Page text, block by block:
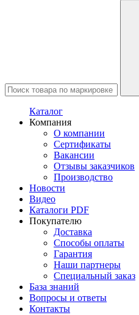
Каталог
Компания
О компании
Сертификаты
Вакансии
Отзывы заказчиков
Производство
Новости
Видео
Каталоги PDF
Покупателю
Доставка
Способы оплаты
Гарантия
Наши партнеры
Специальный заказ
База знаний
Вопросы и ответы
Контакты